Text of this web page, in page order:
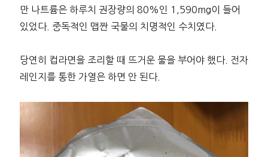
만 나트륨은 하루치 권장량의 80%인 1,590mg이 들어
있었다. 중독적인 맵짠 국물의 치명적인 수치였다.
당연히 컵라면을 조리할 때 뜨거운 물을 부어야 했다. 전자
레인지를 통한 가열은 하면 안 된다.